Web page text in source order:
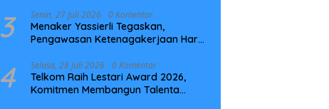
NCC
3 Senin, 27 Juli 2026 0 Komentar
Menaker Yassierli Tegaskan,
Pengawasan Ketenagakerjaan Harus
4 Selasa, 28 Juli 2026 0 Komentar
Telkom Raih Lestari Award 2026,
Komitmen Membangun Talenta